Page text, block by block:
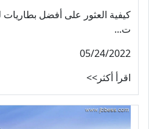
ت...
05/24/2022
اقرأ أكثر>>